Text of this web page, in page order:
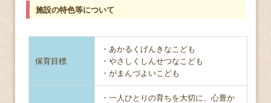
施設の特色等について
保育目標
・あかるくげんきなこども
・やさしくしんせつなこども
・がまんづよいこども
・一人ひとりの育ちを大切に、心豊か